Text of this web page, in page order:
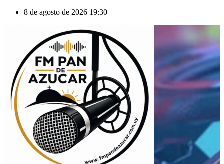
Saltar
8 de agosto de 2026 19:30